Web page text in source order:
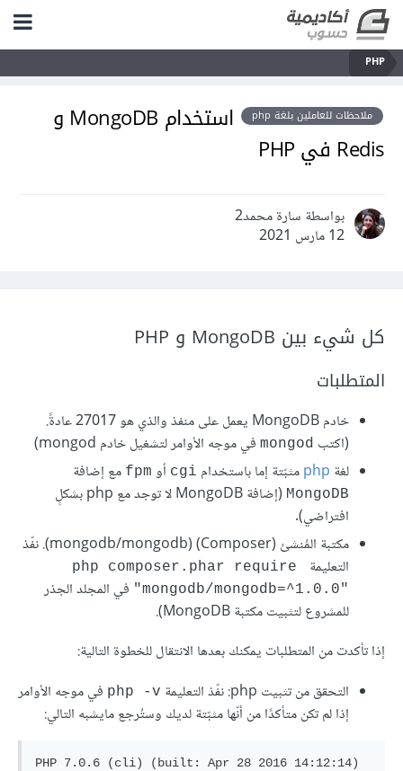
PHP
ملاحظات للعاملين بلغة php
استخدام MongoDB و
Redis في PHP
بواسطة سارة محمد2
12 مارس 2021
كل شيء بين MongoDB و PHP
المتطلبات
خادم MongoDB يعمل على منفذ والذي هو 27017 عادةً.
(اكتب mongod في موجه الأوامر لتشغيل خادم mongod)
لغة phpمثبّتة إما باستخدام cgi أو fpm مع إضافة
MongoDB
(إضافة MongoDB لا توجد مع php بشكلٍ
افتراضي).
مكتبة المُنشئ (Composer) (‏mongodb/mongodb). نفّذ
التعليمة
php composer.phar require
"mongodb/mongodb=^1.0.0"‎ في المجلد الجذر
للمشروع لتثبيت مكتبة MongoDB).
إذا تأكدت من المتطلبات يمكنك بعدها الانتقال للخطوة التالية:
التحقق من تثبيت php: نفّذ التعليمة
php -v في موجه الأوامر
إذا لم تكن متأكدًا من أنّها مثبّتة لديك وستُرجع مايشبه التالي:
PHP 7.0.6 (cli) (built: Apr 28 2016 14:12:14)